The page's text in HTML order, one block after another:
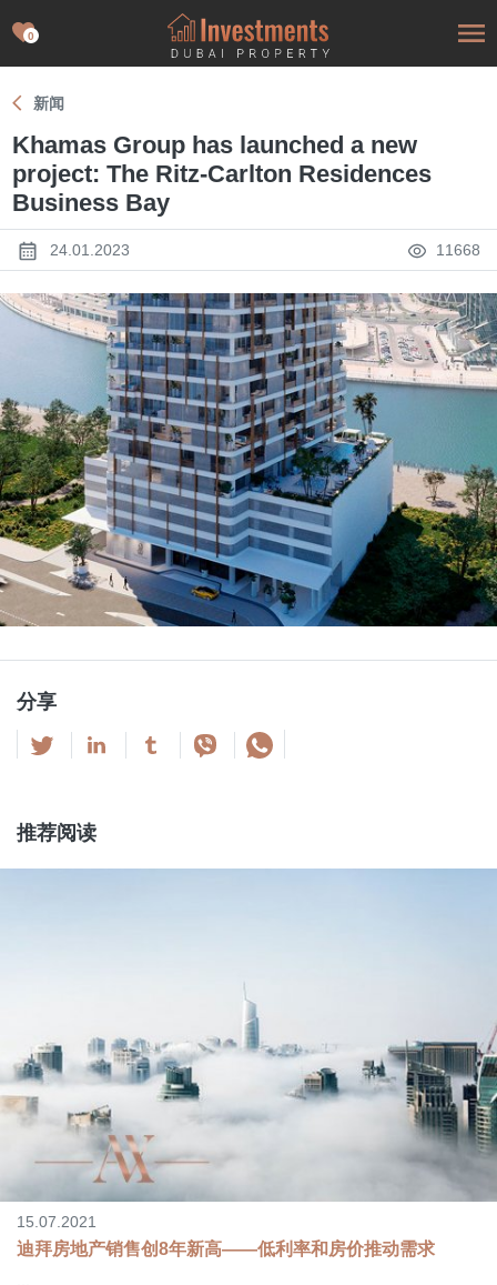
0
新闻
Khamas Group has launched a new
project: The Ritz-Carlton Residences
Business Bay
24.01.2023 11668
分享
推荐阅读
15.07.2021
迪拜房地产销售创8年新高――低利率和房价推动需求
...